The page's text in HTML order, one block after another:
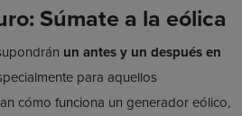
Súmate a la eólica
un antes y un despuésen
para aquellos
cómo funciona un generador eólico,